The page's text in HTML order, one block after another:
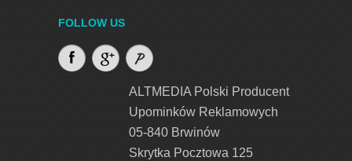
FOLLOW US
ALTMEDIA Polski Producent
Upominków Reklamowych
05-840 Brwinów
Skrytka Pocztowa 125